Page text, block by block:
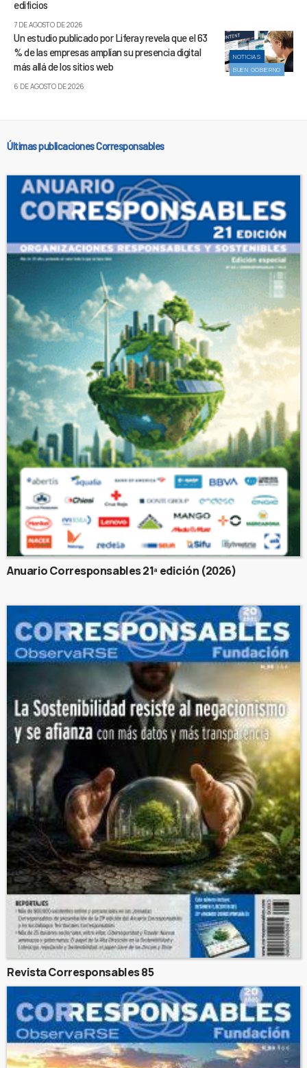
edificios
7 DE AGOSTO DE 2026
NOTICIAS
BUEN GOBIERNO
Un estudio publicado por Liferay revela que el 63
% de las empresas amplían su presencia digital
más allá de los sitios web
6 DE AGOSTO DE 2026
Últimas publicaciones Corresponsables
Anuario Corresponsables 21ª edición (2026)
Revista Corresponsables 85